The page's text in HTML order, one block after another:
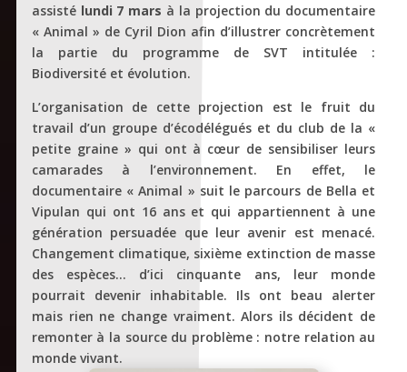
assisté lundi 7 mars à la projection du documentaire
« Animal » de Cyril Dion afin d’illustrer concrètement
la partie du programme de SVT intitulée :
Biodiversité et évolution.
L’organisation de cette projection est le fruit du
travail d’un groupe d’écodélégués et du club de la «
petite graine » qui ont à cœur de sensibiliser leurs
camarades à l’environnement. En effet, le
documentaire « Animal » suit le parcours de Bella et
Vipulan qui ont 16 ans et qui appartiennent à une
génération persuadée que leur avenir est menacé.
Changement climatique, sixième extinction de masse
des espèces… d’ici cinquante ans, leur monde
pourrait devenir inhabitable. Ils ont beau alerter
mais rien ne change vraiment. Alors ils décident de
remonter à la source du problème : notre relation au
monde vivant.